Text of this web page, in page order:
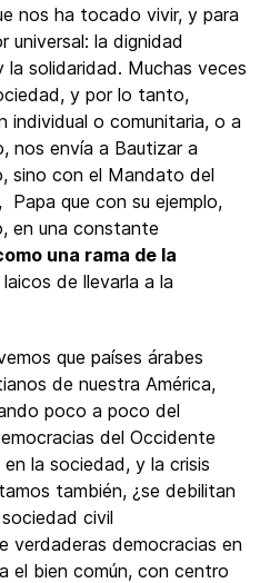
nos ha tocado vivir, y para
universal: la dignidad
la solidaridad. Muchas veces
y por lo tanto,
individual o comunitaria, o a
nos envía a Bautizar a
sino con el Mandato del
Papa que con su ejemplo,
en una constante
una rama de la
de llevarla a la
que países árabes
de nuestra América,
poco a poco del
del Occidente
la sociedad, y la crisis
también, ¿se debilitan
civil
verdaderas democracias en
el bien común, con centro